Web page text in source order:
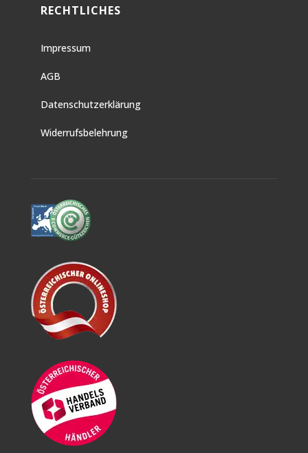
RECHTLICHES
Impressum
AGB
Datenschutzerklärung
Widerrufsbelehrung